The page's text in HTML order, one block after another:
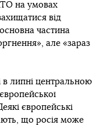
на умовах
від
частина
але «зараз
в липні центральною
європейські
що росія може